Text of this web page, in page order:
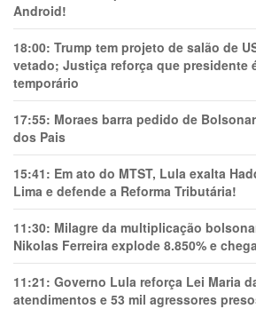
Android!
18:00: Trump tem projeto de salão de
vetado; Justiça reforça que presidente
temporário
17:55: Moraes barra pedido de
dos Pais
15:41: Em ato do MTST, Lula exalta
Lima e defende a Reforma Tributária!
11:30: Milagre da multiplicação
Nikolas Ferreira explode 8.850% e
11:21: Governo Lula reforça Lei Maria
atendimentos e 53 mil agressores